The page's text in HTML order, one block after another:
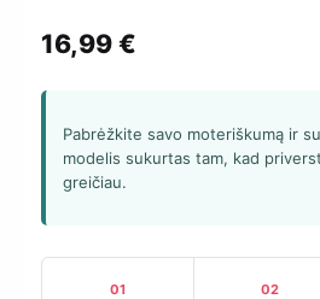
16,99€
Pabrėžkite savo moteriškumą ir
modelis sukurtas tam, kad
greičiau.
01 02